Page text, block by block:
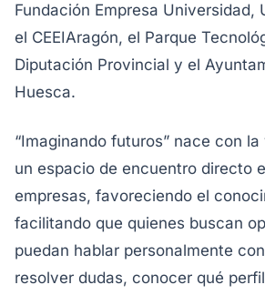
Fundación Empresa Universidad,
el CEEIAragón, el Parque
Diputación Provincial y el
Huesca.
“Imaginando futuros” nace con
un espacio de encuentro directo
empresas, favoreciendo el
facilitando que quienes buscan
puedan hablar personalmente
resolver dudas, conocer qué